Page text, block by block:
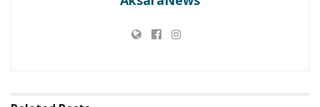
perlawanan dari pihak Tergugat.